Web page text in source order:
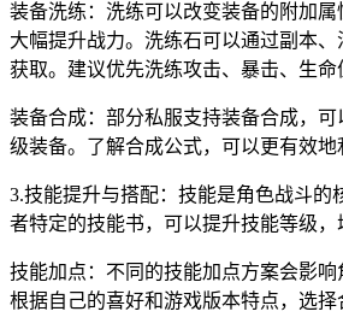
装备洗练：洗练可以改变装备的附加
大幅提升战力。洗练石可以通过副本
获取。建议优先洗练攻击、暴击、生命
装备合成：部分私服支持装备合成，
级装备。了解合成公式，可以更有效地
3.技能提升与搭配：技能是角色战斗的
者特定的技能书，可以提升技能等级，
技能加点：不同的技能加点方案会影
根据自己的喜好和游戏版本特点，选择